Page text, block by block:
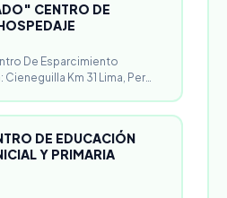
CENTRO DE
De Esparcimiento
Km 31 Lima, Per…
DE EDUCACIÓN
Y PRIMARIA